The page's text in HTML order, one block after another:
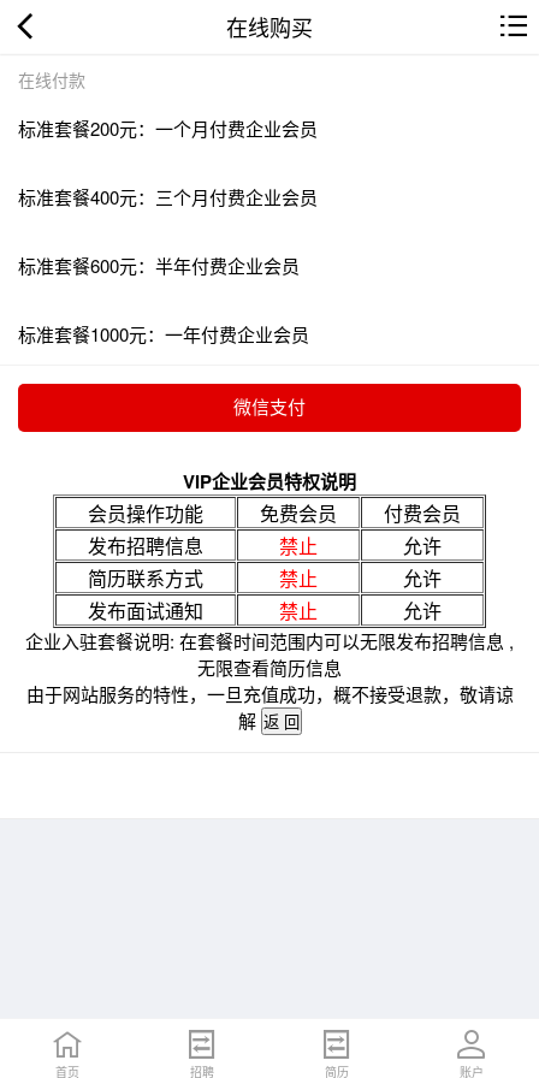
在线购买
在线付款
标准套餐200元：一个月付费企业会员
标准套餐400元：三个月付费企业会员
标准套餐600元：半年付费企业会员
标准套餐1000元：一年付费企业会员
VIP企业会员特权说明
会员操作功能 免费会员
付费会员
发布招聘信息
禁止
允许
简历联系方式
禁止
允许
发布面试通知
禁止 允许
企业入驻套餐说明: 在套餐时间范围内可以无限发布招聘信息 ,
无限查看简历信息
由于网站服务的特性，一旦充值成功，概不接受退款，敬请谅
解
首页 招聘 简历 账户